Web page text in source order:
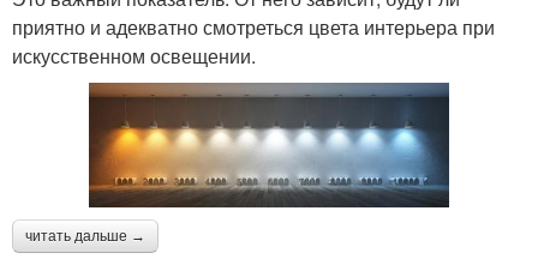
приятно и адекватно смотреться цвета интерьера при
искусственном освещении.
читать дальше →